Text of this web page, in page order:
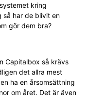
kring
så har de blivit en
gör dem bra?
Capitalbox så krävs
det allra mest
ha en årsomsättning
om året. Det är även